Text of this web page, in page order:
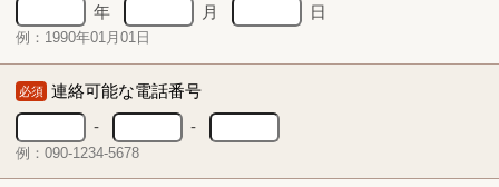
年
月 日
例：1990年01月01日
必須 連絡可能な電話番号
-
-
例：090-1234-5678